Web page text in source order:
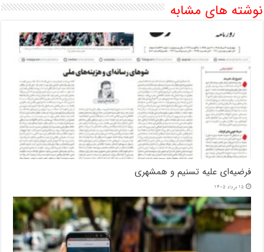
نوشته های مشابه
فرضیه‌ای علیه تسنیم و همشهری
15 مرداد 1405